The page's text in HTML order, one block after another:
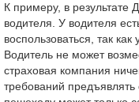
К примеру, в результате
водителя. У водителя
воспользоваться, так
Водитель не может
страховая компания
требований